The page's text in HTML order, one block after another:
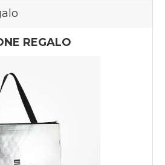
REGALO